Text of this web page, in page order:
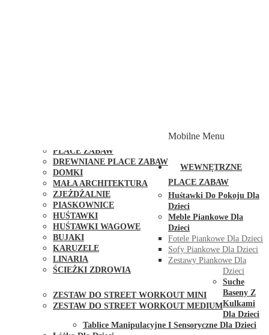
PLACE ZABAW
DREWNIANE PLACE ZABAW
DOMKI
MAŁA ARCHITEKTURA
ZJEŻDŻALNIE
PIASKOWNICE
HUŚTAWKI
HUŚTAWKI WAGOWE
BUJAKI
KARUZELE
LINARIA
ŚCIEŻKI ZDROWIA
ZESTAW DO STREET WORKOUT MINI
ZESTAW DO STREET WORKOUT MEDIUM
Mobilne Menu
WEWNĘTRZNE
PLACE ZABAW
Huśtawki Do Pokoju Dla
Dzieci
Meble Piankowe Dla
Dzieci
Fotele Piankowe Dla Dzieci
Sofy Piankowe Dla Dzieci
Zestawy Piankowe Dla
Dzieci
Suche
Baseny Z
Kulkami
Dla Dzieci
Tablice Manipulacyjne I Sensoryczne Dla Dzieci